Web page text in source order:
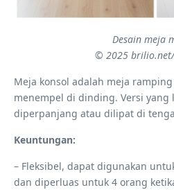
Desain meja
© 2025
Meja konsol adalah meja
menempel di dinding. Versi
diperpanjang atau dilipat di
Keuntungan:
– Fleksibel, dapat digunakan
dan diperluas untuk 4 orang